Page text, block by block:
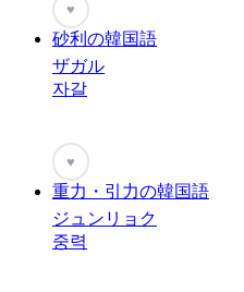
♥
砂利の韓国語
ザガル
자갈
♥
重力・引力の韓国語
ジュンリョク
중력